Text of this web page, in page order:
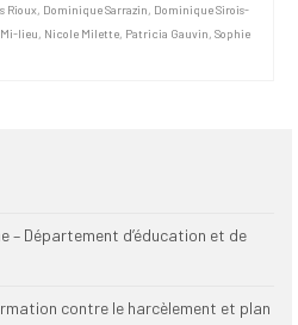
Rioux, Dominique Sarrazin, Dominique Sirois-
Mi-lieu, Nicole Milette, Patricia Gauvin, Sophie
– Département d’éducation et de
contre le harcèlement et plan